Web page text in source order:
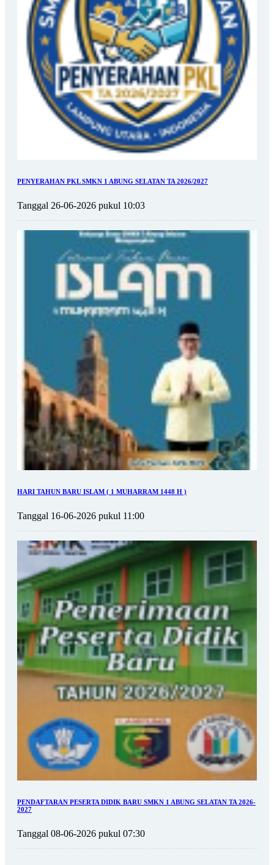
PENYERAHAN PKL SMKN 1 ABUNG SELATAN TA 2026/2027
Tanggal 26-06-2026 pukul 10:03
HARI TAHUN BARU ISLAM ( 1 MUHARRAM 1448 H )
Tanggal 16-06-2026 pukul 11:00
PENDAFTARAN PESERTA DIDIK BARU SMKN 1 ABUNG SELATAN TA 2026-
2027
Tanggal 08-06-2026 pukul 07:30